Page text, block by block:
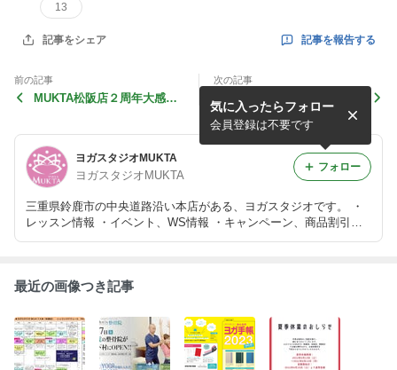
13
記事をシェア 記事を報告する
前の記事
MUKTA松阪店２周年大感謝
次の記事
ヨガスタジオMUKTA
ヨガスタジオMUKTA
三重県鈴鹿市の中央道路沿い本店がある、ヨガスタジオです。 ・
レッスン情報 ・イベント、WS情報 ・キャンペーン、商品割引情
報 ・インストラクター養成講座 ・オーナー（TAKU）のひとりご
気に入ったらフォロー
会員登録は不要です
フォロー
最近の画像つき記事